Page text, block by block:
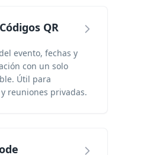
QR
evento, fechas y
con un solo
Útil para
reuniones privadas.